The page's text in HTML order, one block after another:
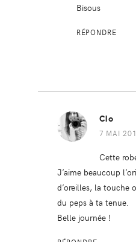
Bisous
RÉPONDRE
Clo
7 MAI
Cette
J’aime beaucoup
d’oreilles, la touche
du peps à ta tenue.
Belle journée !